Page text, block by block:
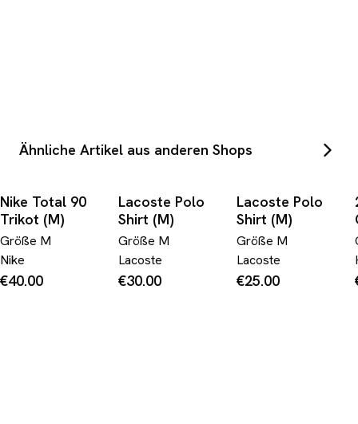
Ähnliche Artikel aus anderen Shops
Nike Total 90
Trikot (M)
Größe M
Nike
€40.00
Lacoste Polo
Shirt (M)
Größe M
Lacoste
€30.00
Lacoste Polo
Shirt (M)
Größe M
Lacoste
€25.00